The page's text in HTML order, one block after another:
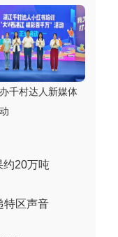
千村达人新媒体
约20万吨
特区声音